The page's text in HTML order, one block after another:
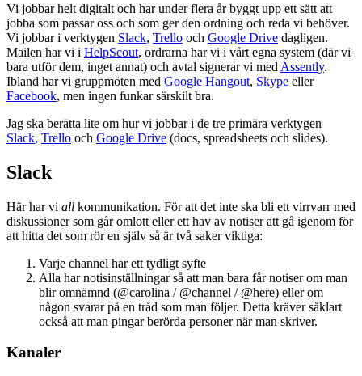
Vi jobbar helt digitalt och har under flera år byggt upp ett sätt att
jobba som passar oss och som ger den ordning och reda vi behöver.
Vi jobbar i verktygen Slack, Trello och Google Drive dagligen.
Mailen har vi i HelpScout, ordrarna har vi i vårt egna system (där vi
bara utför dem, inget annat) och avtal signerar vi med Assently.
Ibland har vi gruppmöten med Google Hangout, Skype eller
Facebook, men ingen funkar särskilt bra.
Jag ska berätta lite om hur vi jobbar i de tre primära verktygen
Slack, Trello och Google Drive (docs, spreadsheets och slides).
Slack
Här har vi all kommunikation. För att det inte ska bli ett virrvarr med
diskussioner som går omlott eller ett hav av notiser att gå igenom för
att hitta det som rör en själv så är två saker viktiga:
Varje channel har ett tydligt syfte
Alla har notisinställningar så att man bara får notiser om man
blir omnämnd (@carolina / @channel / @here) eller om
någon svarar på en tråd som man följer. Detta kräver såklart
också att man pingar berörda personer när man skriver.
Kanaler